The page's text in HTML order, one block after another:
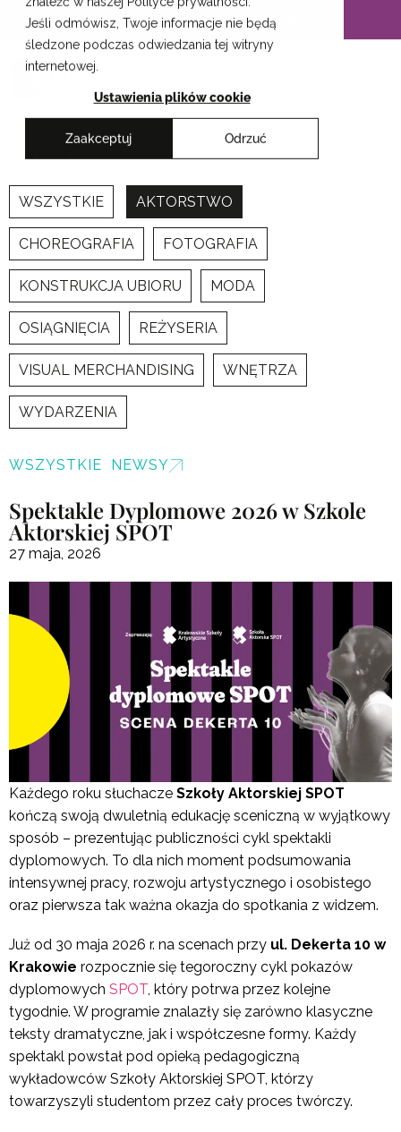
Jeśli odmówisz, Twoje informacje nie będą
śledzone podczas odwiedzania tej witryny
internetowej.
Ustawienia plików cookie
Zaakceptuj Odrzuć
Przejdź
treści
Krakowskie Szkoły Artystyczne
Newsy
WSZYSTKIE AKTORSTWO
CHOREOGRAFIA FOTOGRAFIA
KONSTRUKCJA UBIORU MODA
OSIĄGNIĘCIA REŻYSERIA
VISUAL MERCHANDISING WNĘTRZA
WYDARZENIA
WSZYSTKIE NEWSY
Spektakle Dyplomowe 2026 w Szkole
Aktorskiej SPOT
27 maja, 2026
Każdego roku słuchacze Szkoły Aktorskiej SPOT
kończą swoją dwuletnią edukację sceniczną w wyjątkowy
sposób – prezentując publiczności cykl spektakli
dyplomowych. To dla nich moment podsumowania
intensywnej pracy, rozwoju artystycznego i osobistego
oraz pierwsza tak ważna okazja do spotkania z widzem.
Już od 30 maja 2026 r. na scenach przy ul. Dekerta 10 w
Krakowie rozpocznie się tegoroczny cykl pokazów
dyplomowych SPOT, który potrwa przez kolejne
tygodnie. W programie znalazły się zarówno klasyczne
teksty dramatyczne, jak i współczesne formy. Każdy
spektakl powstał pod opieką pedagogiczną
wykładowców Szkoły Aktorskiej SPOT, którzy
towarzyszyli studentom przez cały proces twórczy.